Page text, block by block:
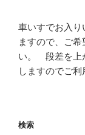
車いすでお入り
ますので、ご
い。 段差を上
しますのでご利
検索